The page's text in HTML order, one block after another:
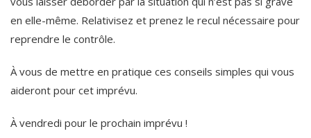
en elle-même. Relativisez et prenez le recul nécessaire pour
reprendre le contrôle.
À vous de mettre en pratique ces conseils simples qui vous
aideront pour cet imprévu.
À vendredi pour le prochain imprévu !